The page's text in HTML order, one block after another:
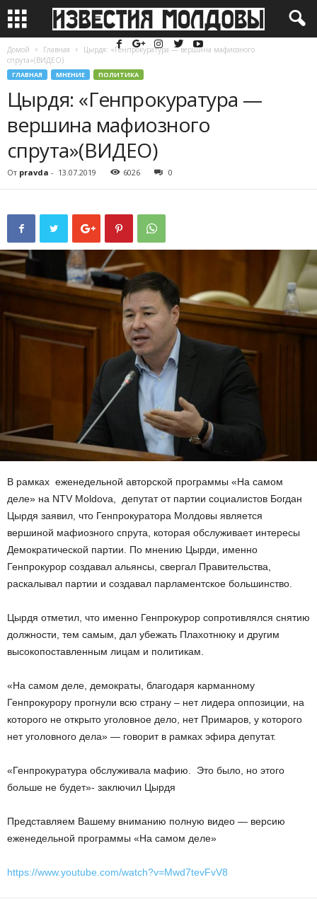
Домой Главная
Цырдя: «Генпрокуратура — вершинa мафиозного
спрута»(ВИДЕО)
ГЛАВНАЯ МНЕНИЕ ПОЛИТИКА
Цырдя: «Генпрокуратура —
вершинa мафиозного
спрута»(ВИДЕО)
От pravda - 13.07.2019 6026 0
В рамках еженедельной авторской программы «На самом
деле» на NTV Moldova, депутат от партии социалистов Богдан
Цырдя заявил, что Генпрокуратора Молдовы является
вершиной мафиозного спрута, которая обслуживает интересы
Демократической партии. По мнению Цырди, именно
Генпрокурор создавал альянсы, свергал Правительства,
раскалывал партии и создавал парламентское большинство.
Цырдя отметил, что именно Генпрокурор сопротивлялся снятию
должности, тем самым, дал убежать Плахотнюку и другим
высокопоставленным лицам и политикам.
«На самом деле, демократы, благодаря карманному
Генпрокурору прогнули всю страну – нет лидера оппозиции, на
которого не открыто уголовное дело, нет Примаров, у которого
нет уголовного дела» — говорит в рамках эфира депутат.
«Генпрокуратура обслуживала мафию. Это было, но этого
больше не будет»- заключил Цырдя
Представляем Вашему вниманию полную видео — версию
еженедельной программы «На самом деле»
https://www.youtube.com/watch?v=Mwd7tevFvV8